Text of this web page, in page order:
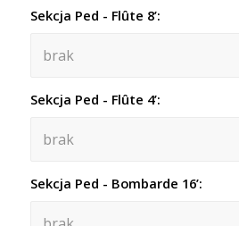
Sekcja Ped - Flûte 8’:
Sekcja Ped - Flûte 4’:
Sekcja Ped - Bombarde 16’: